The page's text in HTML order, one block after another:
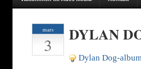
mars
3 DYLAN
Dylan Dog-